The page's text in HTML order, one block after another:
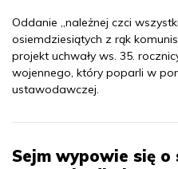
Oddanie „należnej czci
osiemdziesiątych z rąk
projekt uchwały ws. 35.
wojennego, który poparli w
ustawodawczej.
Sejm wypowie się